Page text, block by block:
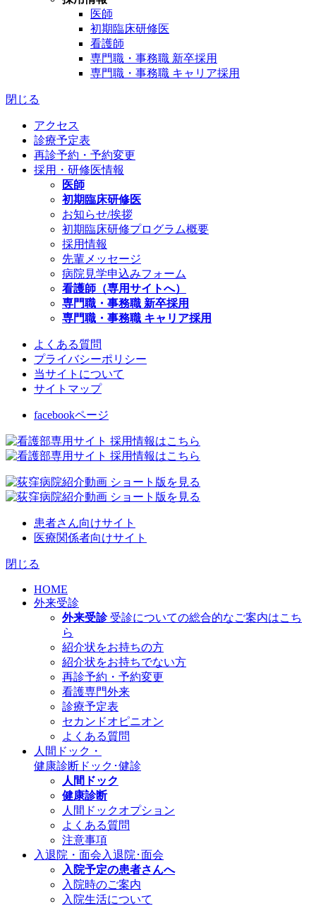
医師
初期臨床研修医
看護師
専門職・事務職 新卒採用
専門職・事務職 キャリア採用
閉じる
アクセス
診療予定表
再診予約・予約変更
採用・研修医情報
医師
初期臨床研修医
お知らせ/挨拶
初期臨床研修プログラム概要
採用情報
先輩メッセージ
病院見学申込みフォーム
看護師（専用サイトへ）
専門職・事務職 新卒採用
専門職・事務職 キャリア採用
よくある質問
プライバシーポリシー
当サイトについて
サイトマップ
facebookページ
患者さん向けサイト
医療関係者向けサイト
閉じる
HOME
外来受診
外来受診 受診についての総合的なご案内はこち
ら
紹介状をお持ちの方
紹介状をお持ちでない方
再診予約・予約変更
看護専門外来
診療予定表
セカンドオピニオン
よくある質問
人間ドック・
健康診断 ドック･健診
人間ドック
健康診断
人間ドックオプション
よくある質問
注意事項
入退院・面会 入退院･面会
入院予定の患者さんへ
入院時のご案内
入院生活について